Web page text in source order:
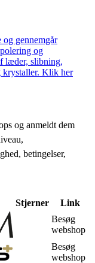
gennemgår
og
læder, slibning,
krystaller. Klik her
og anmeldt dem
betingelser,
Stjerner
Link
Besøg
webshop
Besøg
webshop